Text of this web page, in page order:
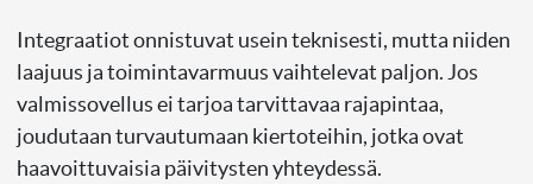
Integraatiot onnistuvat usein teknisesti, mutta niiden
laajuus ja toimintavarmuus vaihtelevat paljon. Jos
valmissovellus ei tarjoa tarvittavaa rajapintaa,
joudutaan turvautumaan kiertoteihin, jotka ovat
haavoittuvaisia päivitysten yhteydessä.